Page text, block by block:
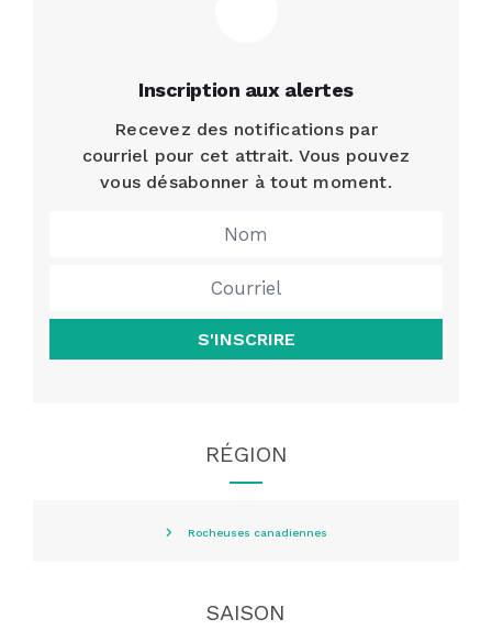
Inscription aux alertes
Recevez des notifications par
courriel pour cet attrait. Vous pouvez
vous désabonner à tout moment.
S'INSCRIRE
RÉGION
Rocheuses canadiennes
SAISON